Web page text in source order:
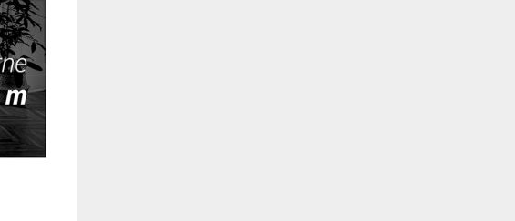
para que el sitio web funcione y no se pueden desactivar en nuestros sistemas. Por ejemplo, estas
necesarias te permitirán acceder a tu área de cliente, mantener activa tu sesión mientras navegas o
compras. También nos permitirán detectar cualquier problema técnico que pueda afectar la
y / o la navegación en el Sitio. Puedes configurar tu navegador para bloquear o ser notificado de la
pero algunas partes del sitio web pueden verse afectadas. Estas cookies no almacenan ninguna
personal.